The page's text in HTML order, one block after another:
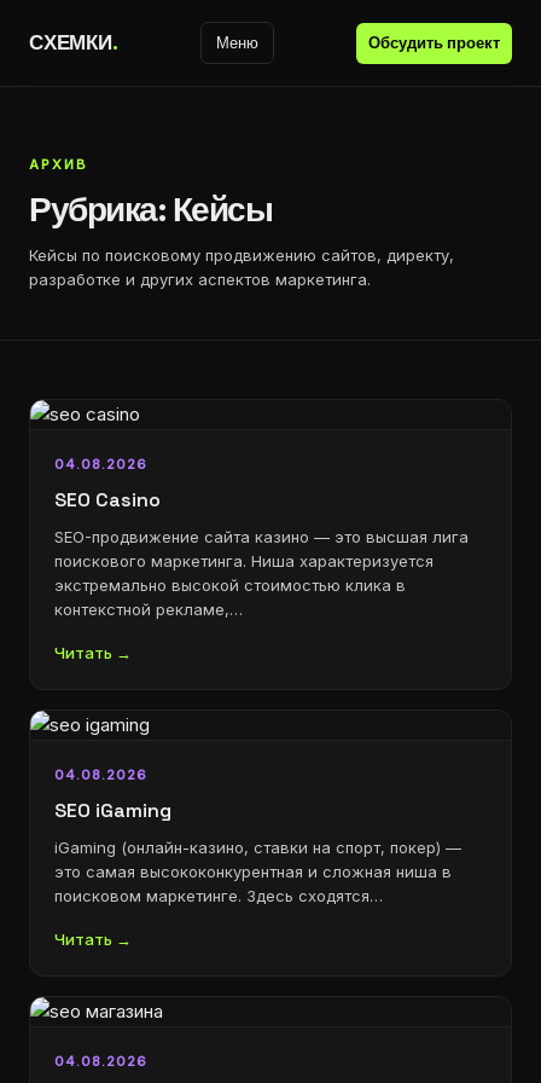
СХЕМКИ. Меню Обсудить проект
АРХИВ
Рубрика:Кейсы
Кейсы по поисковому продвижению сайтов, директу,
разработке и других аспектов маркетинга.
04.08.2026
SEO Casino
SEO-продвижение сайта казино — это высшая лига
поискового маркетинга. Ниша характеризуется
экстремально высокой стоимостью клика в
контекстной рекламе,…
Читать →
04.08.2026
SEO iGaming
iGaming (онлайн-казино, ставки на спорт, покер) —
это самая высококонкурентная и сложная ниша в
поисковом маркетинге. Здесь сходятся…
Читать →
04.08.2026